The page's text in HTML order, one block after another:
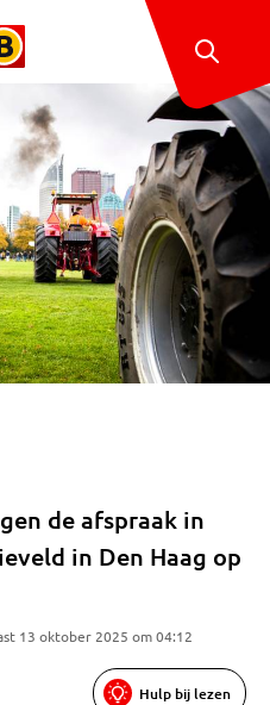
de afspraak in
in Den Haag op
13 oktober 2025 om 04:12
Hulp bij lezen